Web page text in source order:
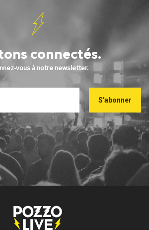
connectés.
vous à notre newsletter.